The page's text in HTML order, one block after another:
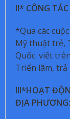
II* CÔNG
*Qua các
Mỹ thuật trẻ,
Quốc. viết
Triển lãm, trả
III*HOẠT
ĐỊA PHƯƠNG: